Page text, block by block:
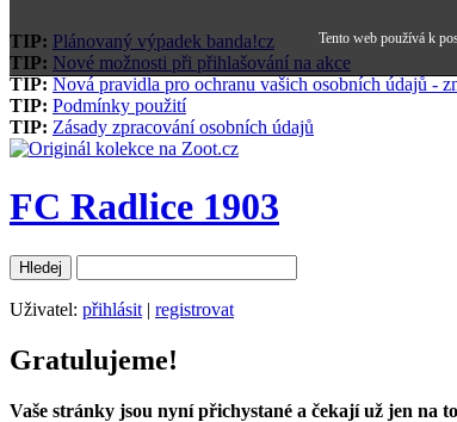
TIP: Plánovaný výpadek banda!cz
TIP: Nové možnosti při přihlašování na akce
TIP: Nová pravidla pro ochranu vašich osobních údajů -
TIP: Podmínky použití
TIP: Zásady zpracování osobních údajů
FC Radlice 1903
Uživatel: přihlásit | registrovat
Gratulujeme!
Vaše stránky jsou nyní přichystané a čekají už jen na
Tento web používá k